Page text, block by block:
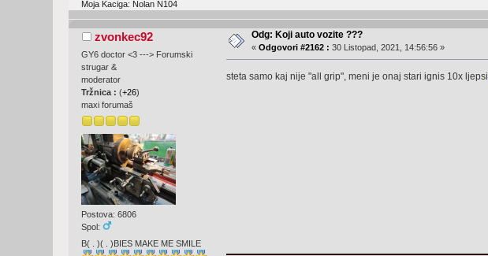
Moja Kaciga: Nolan N104
zvonkec92
GY6 doctor <3 ---> Forumski
strugar &
moderator
Tržnica :(+26)
maxi forumaš
Postova: 6806
Spol:
B( . )( . )BIES MAKE ME SMILE
Odg: Koji auto vozite ???
«Odgovori #2162 : 30 Listopad, 2021, 14:56:56 »
steta samo kaj nije "all grip", meni je onaj stari ignis 10x ljepsi